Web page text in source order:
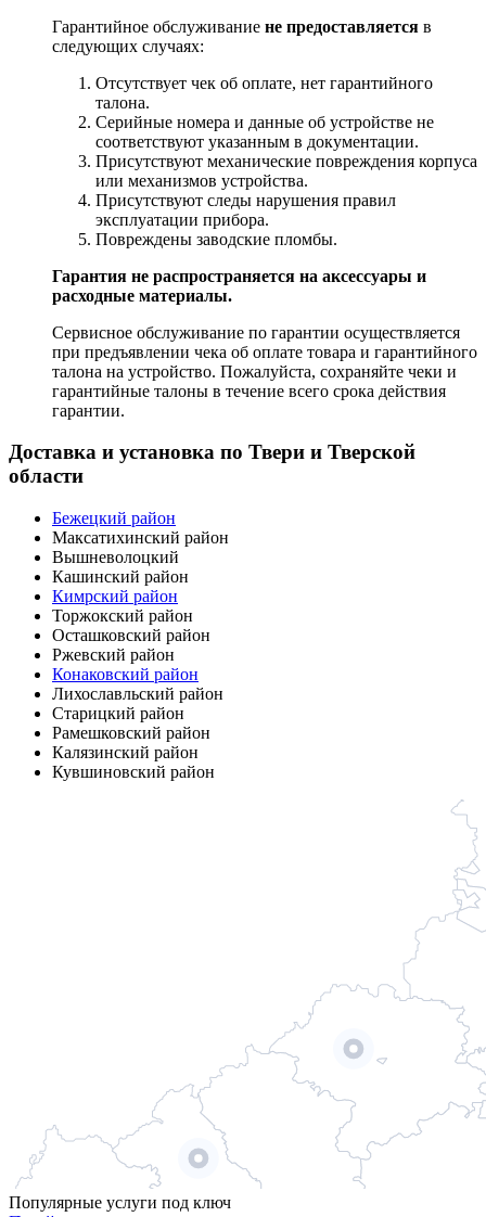
Гарантийное обслуживание не предоставляется в
следующих случаях:
Отсутствует чек об оплате, нет гарантийного
талона.
Серийные номера и данные об устройстве не
соответствуют указанным в документации.
Присутствуют механические повреждения корпуса
или механизмов устройства.
Присутствуют следы нарушения правил
эксплуатации прибора.
Повреждены заводские пломбы.
Гарантия не распространяется на аксессуары и
расходные материалы.
Сервисное обслуживание по гарантии осуществляется
при предъявлении чека об оплате товара и гарантийного
талона на устройство. Пожалуйста, сохраняйте чеки и
гарантийные талоны в течение всего срока действия
гарантии.
Доставка и установка по Твери и Тверской
области
Бежецкий район
Максатихинский район
Вышневолоцкий
Кашинский район
Кимрский район
Торжокский район
Осташковский район
Ржевский район
Конаковский район
Лихославльский район
Старицкий район
Рамешковский район
Калязинский район
Кувшиновский район
Популярные услуги под ключ